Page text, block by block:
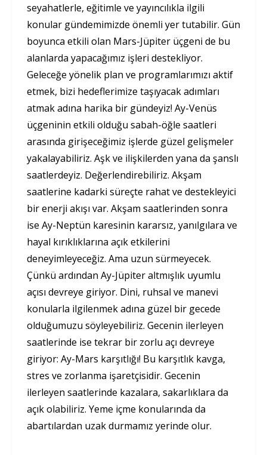
seyahatlerle, eğitimle ve yayıncılıkla ilgili
konular gündemimizde önemli yer tutabilir. Gün
boyunca etkili olan Mars-Jüpiter üçgeni de bu
alanlarda yapacağımız işleri destekliyor.
Geleceğe yönelik plan ve programlarımızı aktif
etmek, bizi hedeflerimize taşıyacak adımları
atmak adına harika bir gündeyiz! Ay-Venüs
üçgeninin etkili olduğu sabah-öğle saatleri
arasında girişeceğimiz işlerde güzel gelişmeler
yakalayabiliriz. Aşk ve ilişkilerden yana da şanslı
saatlerdeyiz. Değerlendirebiliriz. Akşam
saatlerine kadarki süreçte rahat ve destekleyici
bir enerji akışı var. Akşam saatlerinden sonra
ise Ay-Neptün karesinin kararsız, yanılgılara ve
hayal kırıklıklarına açık etkilerini
deneyimleyeceğiz. Ama uzun sürmeyecek.
Çünkü ardından Ay-Jüpiter altmışlık uyumlu
açısı devreye giriyor. Dini, ruhsal ve manevi
konularla ilgilenmek adına güzel bir gecede
olduğumuzu söyleyebiliriz. Gecenin ilerleyen
saatlerinde ise tekrar bir zorlu açı devreye
giriyor: Ay-Mars karşıtlığı! Bu karşıtlık kavga,
stres ve zorlanma işaretçisidir. Gecenin
ilerleyen saatlerinde kazalara, sakarlıklara da
açık olabiliriz. Yeme içme konularında da
abartılardan uzak durmamız yerinde olur.